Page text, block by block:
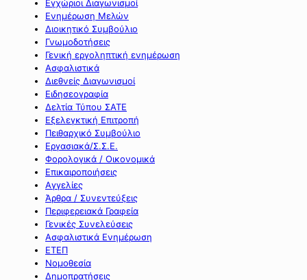
Εγχώριοι Διαγωνισμοί
Ενημέρωση Μελών
Διοικητικό Συμβούλιο
Γνωμοδοτήσεις
Γενική εργοληπτική ενημέρωση
Ασφαλιστικά
Διεθνείς Διαγωνισμοί
Ειδησεογραφία
Δελτία Τύπου ΣΑΤΕ
Εξελεγκτική Επιτροπή
Πειθαρχικό Συμβούλιο
Εργασιακά/Σ.Σ.Ε.
Φορολογικά / Οικονομικά
Επικαιροποιήσεις
Αγγελίες
Άρθρα / Συνεντεύξεις
Περιφερειακά Γραφεία
Γενικές Συνελεύσεις
Ασφαλιστικά Ενημέρωση
ΕΤΕΠ
Νομοθεσία
Δημοπρατήσεις